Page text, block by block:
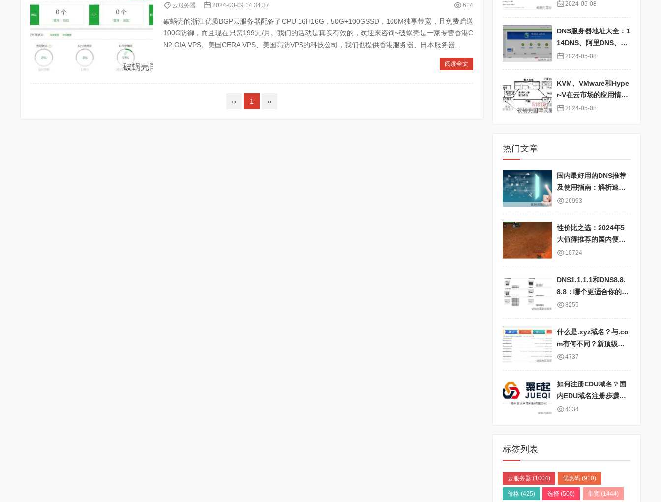
云服务器 2024-03-09 14:34:37 614
破蜗壳的浙江优质BGP云服务器配备了CPU 16H16G，50G+100GSSD，100M独享带宽，且免费赠送
100G防御，而且现在只需199元/月。我们的活动是真实有效的，欢迎来咨询~破蜗壳是一家专营香港C
N2 GIA VPS、美国CERA VPS、美国高防VPS的科技公司，我们也提供香港服务器、日本服务器...
阅读全文
‹‹ 1 ››
2024-05-08
DNS服务器地址大全：1
14DNS、阿里DNS、百
度DNS、360DNS、Go
2024-05-08
KVM、VMware和Hype
r-V在云市场的应用情况
对比及性能分析
2024-05-08
热门文章
国内最好用的DNS推荐
及使用指南：解析速度
快、服务器全面、IP地
26993
性价比之选：2024年5
大值得推荐的国内便宜
云服务器商家盘点
10724
DNS1.1.1.1和DNS8.8.
8.8：哪个更适合你的网
络需求？比较国内外公
8255
什么是.xyz域名？与.co
m有何不同？新顶级域
名.xyz的特点及应用场
4737
如何注册EDU域名？国
内EDU域名注册步骤和
要求详解
4334
标签列表
云服务器 (1004) 优惠码 (910)
价格 (425) 选择 (500) 带宽(1444)